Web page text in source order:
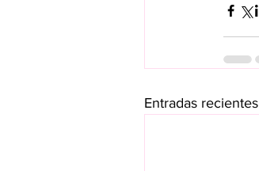
Entradas recientes